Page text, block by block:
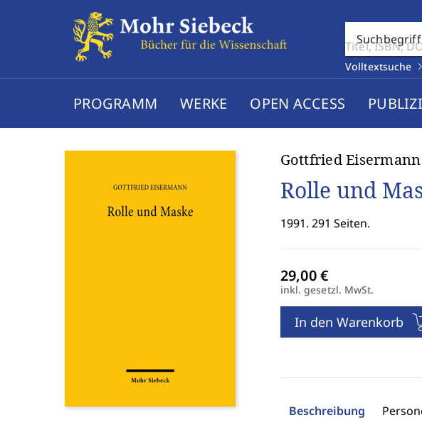
Suchbegriff
Volltextsuche
PROGRAMM WERKE OPEN ACCESS
Gottfried Eisermann
Rolle und
1991. 291 Seiten.
inkl. gesetzl. MwSt.
In den Warenkorb
Beschreibung